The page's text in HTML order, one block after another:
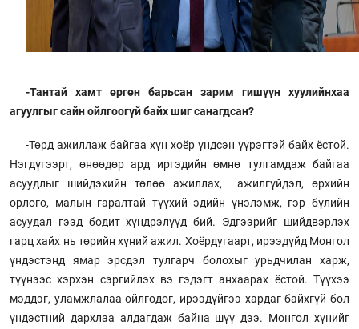
-Тантай хамт өргөн барьсан зарим гишүүн хуулийнхаа
агуулгыг сайн ойлгоогүй байх шиг санагдсан?
-Төрд ажиллаж байгаа хүн хоёр үндсэн үүрэгтэй байх ёстой.
Нэгдүгээрт, өнөөдөр ард иргэдийн өмнө тулгамдаж байгаа
асуудлыг шийдэхийн төлөө ажиллах, ажилгүйдэл, өрхийн
орлого, малын гаралтай түүхий эдийн үнэлэмж, гэр бүлийн
асуудал гээд бодит хүндрэлүүд бий. Эдгээрийг шийдвэрлэх
гарц хайх нь төрийн хүний ажил. Хоёрдугаарт, ирээдүйд Монгол
үндэстэнд ямар эрсдэл тулгарч болохыг урьдчилан харж,
түүнээс хэрхэн сэргийлэх вэ гэдэгт анхаарах ёстой. Түүхээ
мэддэг, уламжлалаа ойлгодог, ирээдүйгээ хардаг байхгүй бол
үндэстний дархлаа алдагдаж байна шүү дээ. Монгол хүнийг